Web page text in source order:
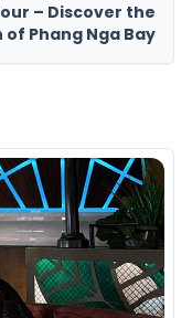
– Discover the
of Phang Nga Bay